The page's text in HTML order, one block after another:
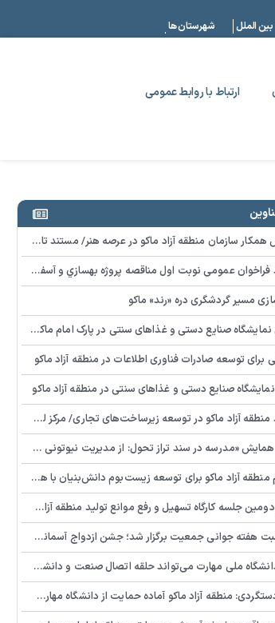
بین الملل شهرستان ها
ارتباط با روابط عمومی
منطقه آزاد ماکو در عرصه هنر/ مستند تاریخی «زری خانم» به کارگردانی احد عبادی رونمایی شد
عمومي نوبت اول مناقصه پروژه بهسازي و آسفالت راه و پاركينگ مجموعه آب درماني شهرستان شوط منطقه آزاد ماكو “
مسیر گردشگری دره «رند» ماکو
صنایع دستی و غذاهای سنتی در پارک امام ماکو با محوریت توانمندسازی زنان
برای توسعه صادرات فناوری اطلاعات در منطقه آزاد ماکو
نمایشگاه صنایع دستی و غذاهای سنتی در منطقه آزاد ماکو
آزاد ماکو در توسعه زیرساخت‌های تجاری/ مرکز لجستیک مرزی بازرگان تصویب شد
«مدرسه در سند تراز تحول: از مدیریت نیوتونی به رهبری کوانتومی» با مشارکت سازمان منطقه آزاد ماکو
آزاد ماکو برای توسعه زیست‌بوم دانش‌بنیان با همکاری مرکز نوآوری و شتابدهنده‌های استارتاپ
جلسه کارگاه تسهیل و رفع موانع تولید منطقه آزاد ماکو
جوانی جمعیت برگزار شد؛ جشن ازدواج آسمانی و ازدواج آسان در شهرستان پلدشت
ملی مهارت می‌تواند حلقه اتصال صنعت و دانشگاه باشد
منطقه آزاد ماکو آماده حمایت از دانشگاه مهارت‌محور است